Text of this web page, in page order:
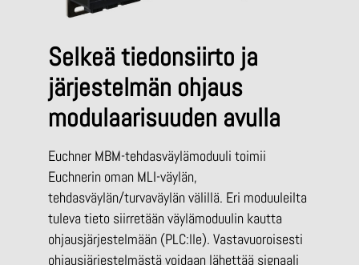
Selkeä tiedonsiirto ja
järjestelmän ohjaus
modulaarisuuden avulla
Euchner MBM-tehdasväylämoduuli toimii
Euchnerin oman MLI-väylän,
tehdasväylän/turvaväylän välillä. Eri moduuleilta
tuleva tieto siirretään väylämoduulin kautta
ohjausjärjestelmään (PLC:lle). Vastavuoroisesti
ohjausjärjestelmästä voidaan lähettää signaali